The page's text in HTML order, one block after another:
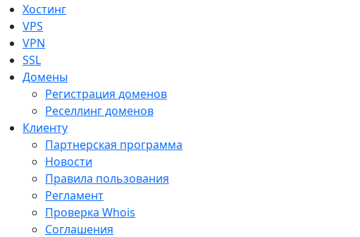
Хостинг
VPS
VPN
SSL
Домены
Регистрация доменов
Реселлинг доменов
Клиенту
Партнерская программа
Новости
Правила пользования
Регламент
Проверка Whois
Соглашения